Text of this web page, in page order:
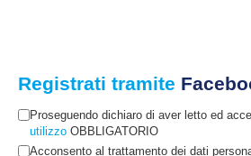
Registrati tramite
Proseguendo dichiaro di aver letto ed
utilizzo OBBLIGATORIO
Acconsento al trattamento dei dati